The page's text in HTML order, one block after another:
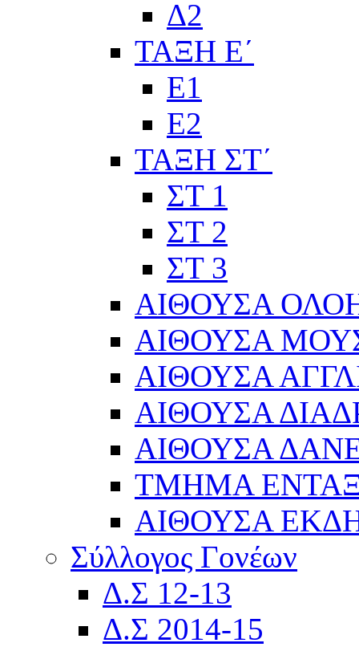
Δ2
ΤΑΞΗ Ε΄
Ε1
Ε2
ΤΑΞΗ ΣΤ΄
ΣΤ 1
ΣΤ 2
ΣΤ 3
ΑΙΘΟΥΣΑ
ΑΙΘΟΥΣΑ
ΑΙΘΟΥΣΑ
ΑΙΘΟΥΣΑ
ΑΙΘΟΥΣΑ
ΤΜΗΜΑ
ΑΙΘΟΥΣΑ
Σύλλογος Γονέων
Δ.Σ 12-13
Δ.Σ 2014-15